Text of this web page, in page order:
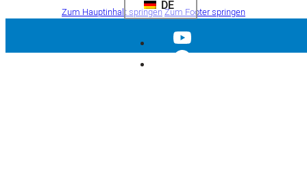
Zum Hauptinhalt springenZum Footer springen
DE